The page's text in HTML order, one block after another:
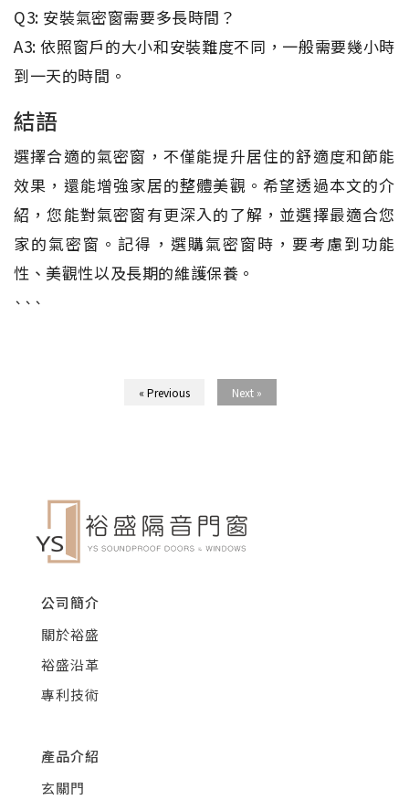
Q3: 安裝氣密窗需要多長時間？
A3: 依照窗戶的大小和安裝難度不同，一般需要幾小時
到一天的時間。
結語
選擇合適的氣密窗，不僅能提升居住的舒適度和節能
效果，還能增強家居的整體美觀。希望透過本文的介
紹，您能對氣密窗有更深入的了解，並選擇最適合您
家的氣密窗。記得，選購氣密窗時，要考慮到功能
性、美觀性以及長期的維護保養。
```
« Previous Next »
公司簡介
關於裕盛
裕盛沿革
專利技術
產品介紹
玄關門